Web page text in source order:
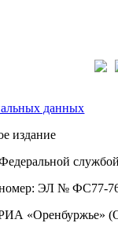
данных
издание
ЭЛ № ФС77-
«Оренбуржье»